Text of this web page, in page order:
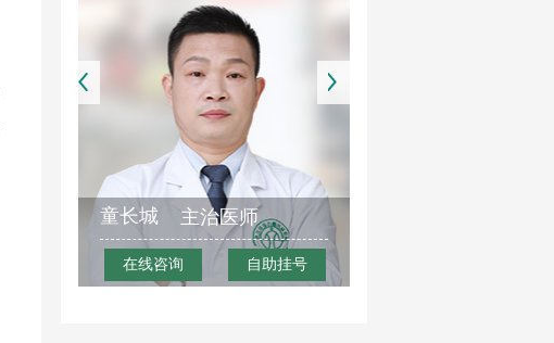
童长城 主治医师
在线咨询 自助挂号